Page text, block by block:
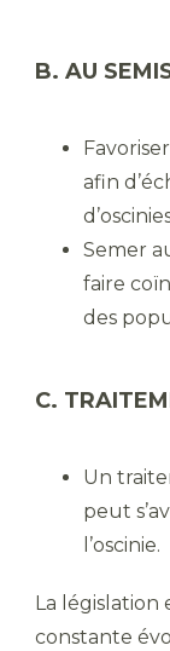
B. AU
afin
Semer
faire
des
C.
Un
peut
l’oscinie.
La
constante